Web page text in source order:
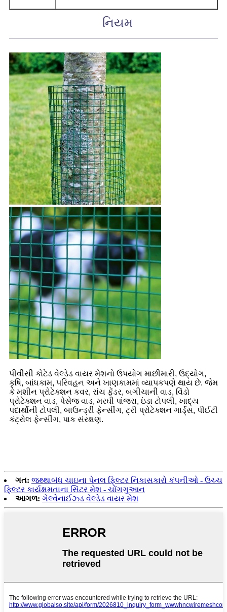
નિયમ
પીવીસી કોટેડ વેલ્ડેડ વાયર મેશનો ઉપયોગ માછીમારી, ઉદ્યોગ,
કૃષિ, બાંધકામ, પરિવહન અને ખાણકામમાં વ્યાપકપણે થાય છે. જેમ
કે મશીન પ્રોટેક્શન કવર, રાંચ ફેંડર, બગીચાની વાડ, વિંડો
પ્રોટેક્શન વાડ, પેસેજ વાડ, મરઘી પાંજરા, ઇંડા ટોપલી, ખાદ્ય
પદાર્થોની ટોપલી, બાઉન્ડ્રી ફેન્સીંગ, ટ્રી પ્રોટેક્શન ગાર્ડ્સ, પીઈટી
કંટ્રોલ ફેન્સીંગ, પાક સંરક્ષણ.
ગત: જથ્થાબંધ ચાઇના પેનલ ફિલ્ટર નિકાસકારો કંપનીઓ - ઉચ્ચ
ફિલ્ટર કાર્યક્ષમતાના સિંટર મેશ - ચોંગગુઆન
આગળ: ગેલ્વેનાઈઝ્ડ વેલ્ડેડ વાયર મેશ